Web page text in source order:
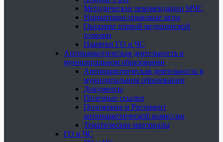
Методические рекомендации МЧС
Нормативно-правовые акты
Оказание первой медицинской
помощи
Памятки ГО и ЧС
Антинаркотическая деятельность в
муниципальном образовании
Антинаркотическая деятельность в
муниципальном образовании
Документы
Полезные ссылки
Положение и Регламент
антинаркотической комиссии
Тематические материалы
ГО и ЧС